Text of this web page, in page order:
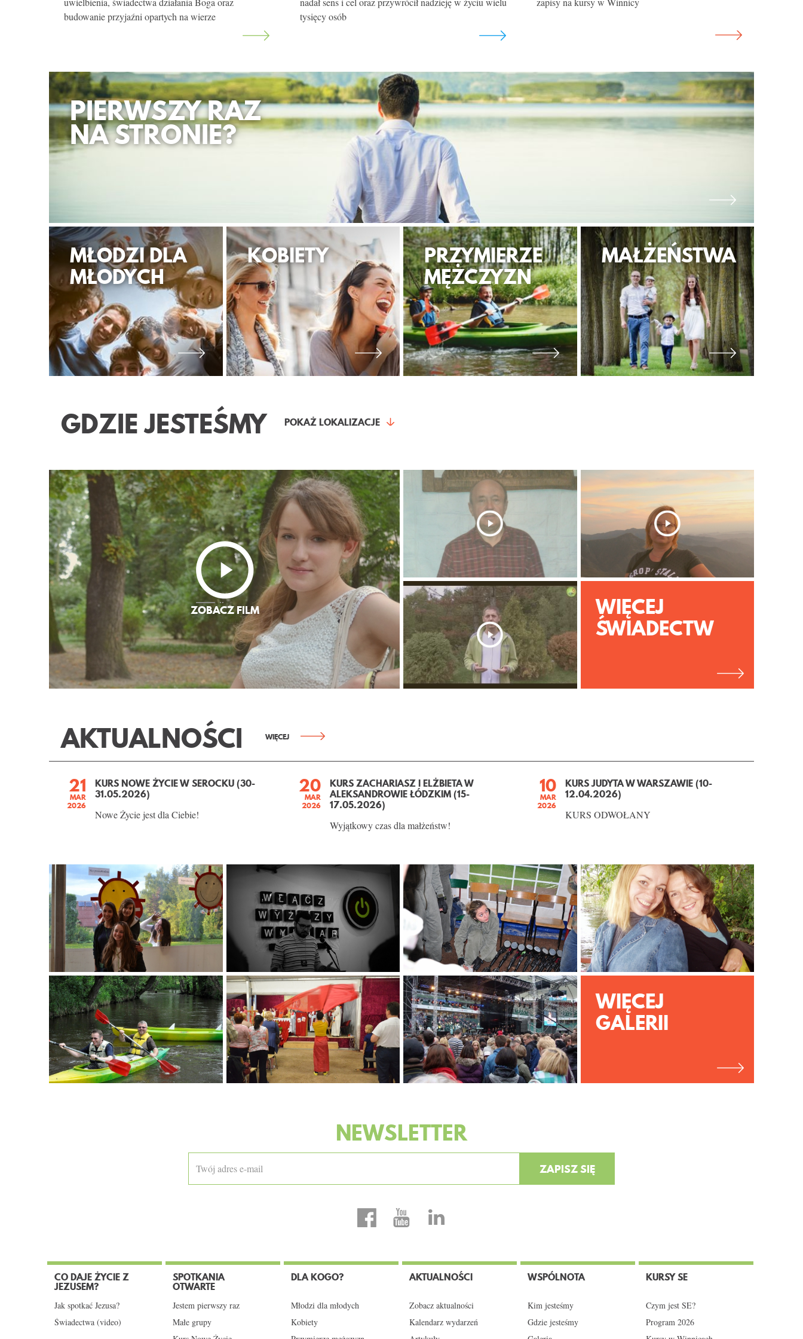
budowanie przyjaźni opartych na wierze
tysięcy osób
PIERWSZY RAZ
NA STRONIE?
MŁODZI DLA
MŁODYCH
KOBIETY PRZYMIERZE
MĘŻCZYZN
MAŁŻEŃSTWA
GDZIE JESTEŚMY POKAŻ LOKALIZACJE
WIĘCEJ
ŚWIADECTW
AKTUALNOŚCI WIĘCEJ
21
MAR
2026
KURS NOWE ŻYCIE W SEROCKU (30-
31.05.2026)
Nowe Życie jest dla Ciebie!
20
MAR
2026
KURS ZACHARIASZ I ELŻBIETA W
ALEKSANDROWIE ŁÓDZKIM (15-
17.05.2026)
Wyjątkowy czas dla małżeństw!
10
MAR
2026
KURS JUDYTA W WARSZAWIE (10-
12.04.2026)
KURS ODWOŁANY
WIĘCEJ
GALERII
NEWSLETTER
CO DAJE ŻYCIE Z
JEZUSEM?
Jak spotkać Jezusa?
Świadectwa (video)
SPOTKANIA
OTWARTE
Jestem pierwszy raz
Małe grupy
DLA KOGO?
Młodzi dla młodych
Kobiety
AKTUALNOŚCI
Zobacz aktualności
Kalendarz wydarzeń
WSPÓLNOTA
Kim jesteśmy
Gdzie jesteśmy
KURSY SE
Czym jest SE?
Program 2026